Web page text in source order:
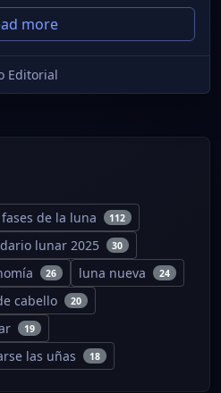
more
Editorial
fases de la luna 112
lunar 2025 30
26 luna nueva 24
cabello 20
19
las uñas 18